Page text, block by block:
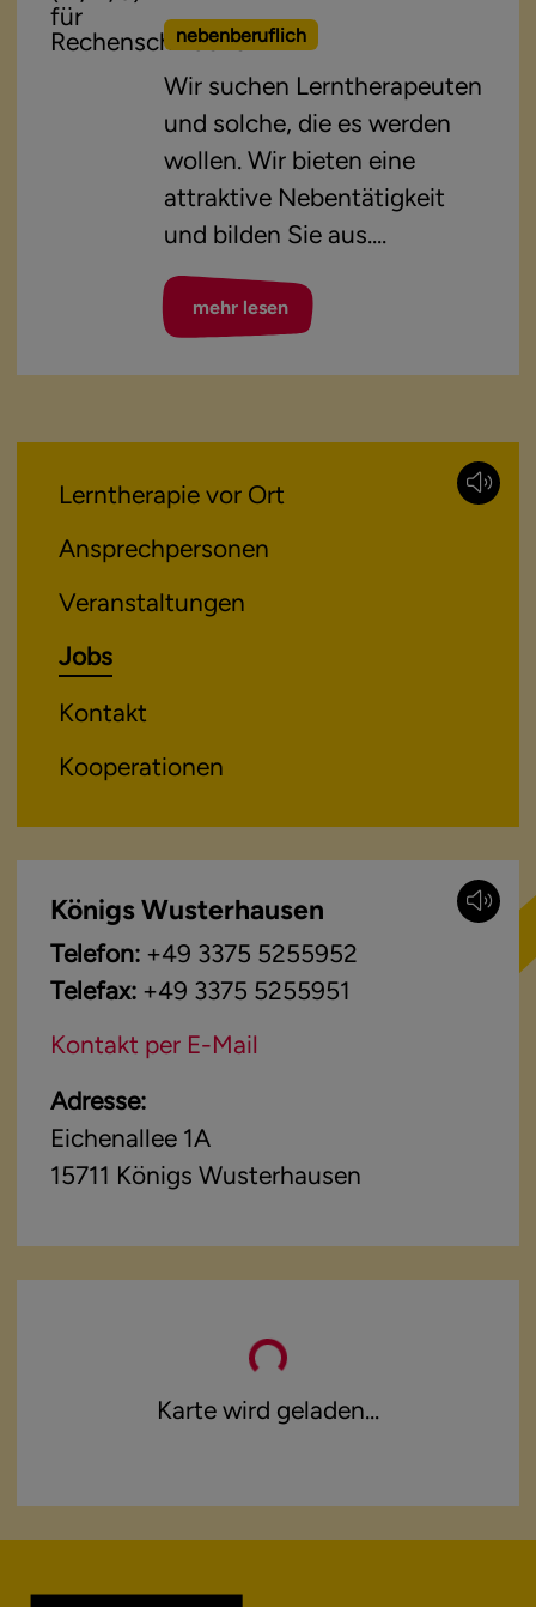
nebenberuflich
Wir suchen Lerntherapeuten
und solche, die es werden
wollen. Wir bieten eine
attraktive Nebentätigkeit
und bilden Sie aus....
mehr lesen
Lerntherapie vor Ort
Ansprechpersonen
Veranstaltungen
Jobs
Kontakt
Kooperationen
Königs Wusterhausen
Telefon: +49 3375 5255952
Telefax: +49 3375 5255951
Kontakt per E-Mail
Adresse:
Eichenallee 1A
15711 Königs Wusterhausen
Karte wird geladen...